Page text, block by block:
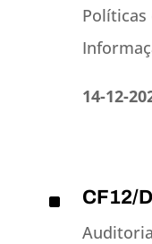
Políticas
14-12-
^
CF12/